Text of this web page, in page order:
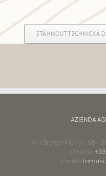
STÁHNOUT TECHNICKÁ
AZIENDA
Via Borgo Molini, 68 -
Phone:
Email: